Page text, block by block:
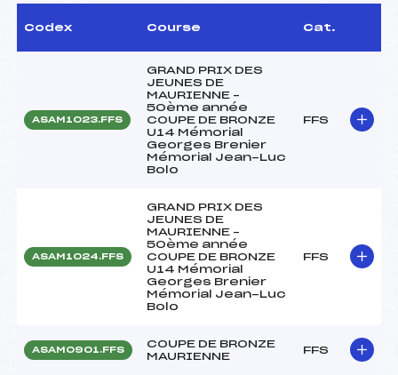
Codex Course Cat.
ASAM1023.FFS
GRAND PRIX DES
JEUNES DE
MAURIENNE –
50ème année
COUPE DE BRONZE
U14 Mémorial
Georges Brenier
Mémorial Jean-Luc
Bolo
FFS
ASAM1024.FFS
GRAND PRIX DES
JEUNES DE
MAURIENNE –
50ème année
COUPE DE BRONZE
U14 Mémorial
Georges Brenier
Mémorial Jean-Luc
Bolo
FFS
ASAM0901.FFS
COUPE DE BRONZE
MAURIENNE
FFS